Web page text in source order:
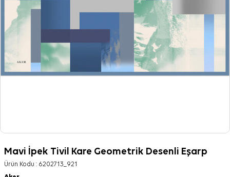
Mavi İpek Tivil Kare Geometrik Desenli Eşarp
Ürün Kodu : 6202713_921